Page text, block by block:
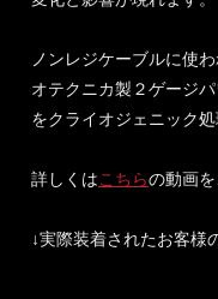
ノンレジケーブルに使
オテクニカ製２ゲージ
をクライオジェニック
詳しくはこちらの動画を
↓実際装着されたお客様